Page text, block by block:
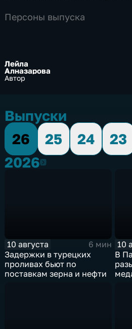
Персоны выпуска
Лейла
Алназарова
Автор
Выпуски
26
25 24 23
20262026
10 августа
6 мин
Задержки в турецких
проливах бьют по
поставкам зерна и нефти
10
В